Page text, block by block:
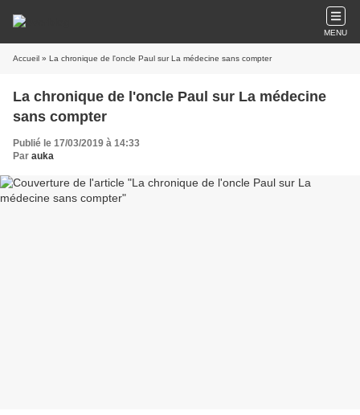
MENU
Accueil » La chronique de l'oncle Paul sur La médecine sans compter
La chronique de l'oncle Paul sur La médecine
sans compter
Publié le 17/03/2019 à 14:33
Par auka